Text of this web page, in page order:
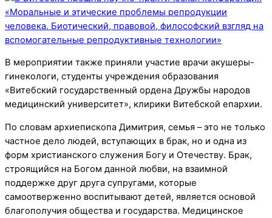
В мероприятии также приняли участие врачи акушеры-
гинекологи, студенты учреждения образования
«Витебский государственный ордена Дружбы народов
медицинский университет», клирики Витебской епархии.
По словам архиепископа Димитрия, семья – это не только
частное дело людей, вступающих в брак, но и одна из
форм христианского служения Богу и Отечеству. Брак,
строящийся на Богом данной любви, на взаимной
поддержке друг друга супругами, которые
самоотверженно воспитывают детей, является основой
благополучия общества и государства. Медицинское